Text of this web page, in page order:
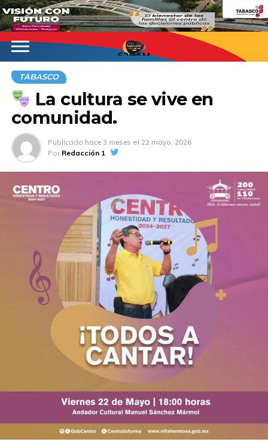
620AM
TABASCO
La cultura se vive en
comunidad.
Publicado hace 3 meses el 22 mayo, 2026
Por Redacción 1